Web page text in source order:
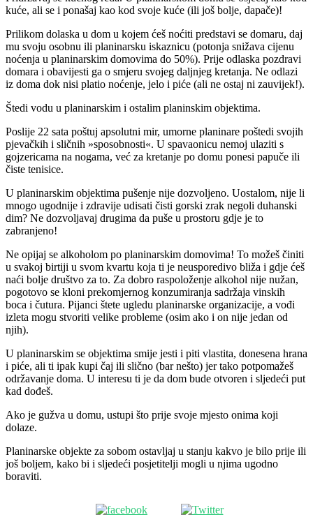
kuće, ali se i ponašaj kao kod svoje kuće (ili još bolje, dapače)!
Prilikom dolaska u dom u kojem ćeš noćiti predstavi se domaru, daj
mu svoju osobnu ili planinarsku iskaznicu (potonja snižava cijenu
noćenja u planinarskim domovima do 50%). Prije odlaska pozdravi
domara i obavijesti ga o smjeru svojeg daljnjeg kretanja. Ne odlazi
iz doma dok nisi platio noćenje, jelo i piće (ali ne ostaj ni zauvijek!).
Štedi vodu u planinarskim i ostalim planinskim objektima.
Poslije 22 sata poštuj apsolutni mir, umorne planinare poštedi svojih
pjevačkih i sličnih »sposobnosti«. U spavaonicu nemoj ulaziti s
gojzericama na nogama, već za kretanje po domu ponesi papuče ili
čiste tenisice.
U planinarskim objektima pušenje nije dozvoljeno. Uostalom, nije li
mnogo ugodnije i zdravije udisati čisti gorski zrak negoli duhanski
dim? Ne dozvoljavaj drugima da puše u prostoru gdje je to
zabranjeno!
Ne opijaj se alkoholom po planinarskim domovima! To možeš činiti
u svakoj birtiji u svom kvartu koja ti je neusporedivo bliža i gdje ćeš
naći bolje društvo za to. Za dobro raspoloženje alkohol nije nužan,
pogotovo se kloni prekomjernog konzumiranja sadržaja vinskih
boca i čutura. Pijanci štete ugledu planinarske organizacije, a vođi
izleta mogu stvoriti velike probleme (osim ako i on nije jedan od
njih).
U planinarskim se objektima smije jesti i piti vlastita, donesena hrana
i piće, ali ti ipak kupi čaj ili slično (bar nešto) jer tako potpomažeš
održavanje doma. U interesu ti je da dom bude otvoren i sljedeći put
kad dođeš.
Ako je gužva u domu, ustupi što prije svoje mjesto onima koji
dolaze.
Planinarske objekte za sobom ostavljaj u stanju kakvo je bilo prije ili
još boljem, kako bi i sljedeći posjetitelji mogli u njima ugodno
boraviti.